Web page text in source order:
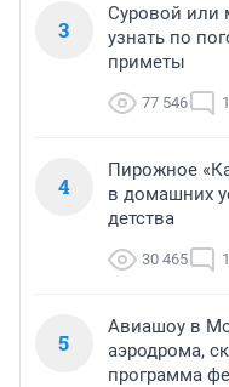
3
Суровой или
узнать по
приметы
77 546
4
Пирожное
в домашних
детства
30 465
5
Авиашоу в
аэродрома,
программа